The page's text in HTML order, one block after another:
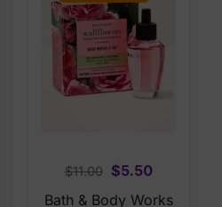
$11.00
Original
price
$5.50Current
price
Bath & Body Works